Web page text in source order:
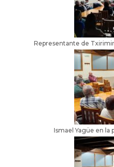
Representante de
Ismael Yagüe en la